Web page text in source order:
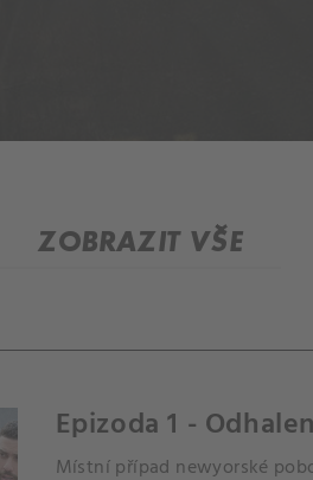
ZOBRAZIT VŠE
Epizoda 1 -
Místní případ newyorské